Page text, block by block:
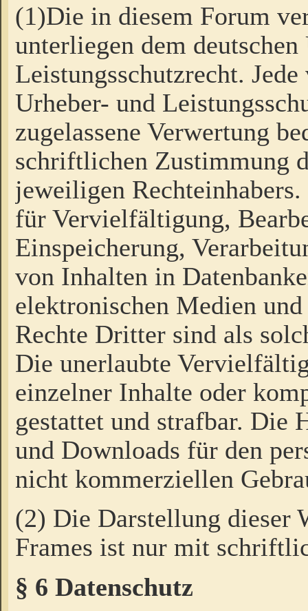
(1)Die in diesem Forum
unterliegen dem
Leistungsschutzrecht.
Urheber- und
zugelassene Verwertung
schriftlichen Zustimmung
jeweiligen
für Vervielfältigung,
Einspeicherung,
von Inhalten in
elektronischen Medien
Rechte Dritter sind als
Die unerlaubte
einzelner Inhalte oder
gestattet und strafbar. Die
und Downloads für den
nicht kommerziellen
(2) Die Darstellung dieser
Frames ist nur mit
§ 6 Datenschutz